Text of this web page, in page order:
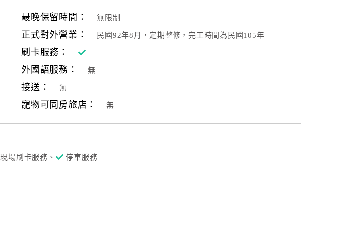
最晚保留時間： 無限制
正式對外營業： 民國92年8月，定期整修，完工時間為民國105年
刷卡服務：
外國語服務： 無
接送： 無
寵物可同房旅店： 無
現場刷卡服務、 停車服務